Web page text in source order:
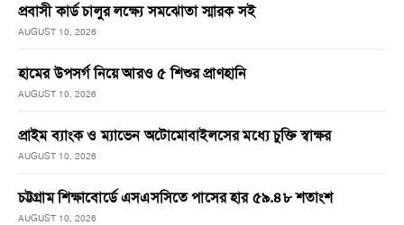
প্রবাসী কার্ড চালুর লক্ষ্যে সমঝোতা স্মারক সই
AUGUST 10, 2026
হামের উপসর্গ নিয়ে আরও ৫ শিশুর প্রাণহানি
AUGUST 10, 2026
প্রাইম ব্যাংক ও ম্যাভেন অটোমোবাইলসের মধ্যে চুক্তি স্বাক্ষর
AUGUST 10, 2026
চট্টগ্রাম শিক্ষাবোর্ডে এসএসসিতে পাসের হার ৫৯.৪৮ শতাংশ
AUGUST 10, 2026